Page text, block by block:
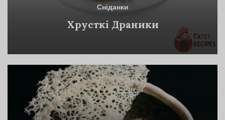
Сніданки
Хрусткі Драники